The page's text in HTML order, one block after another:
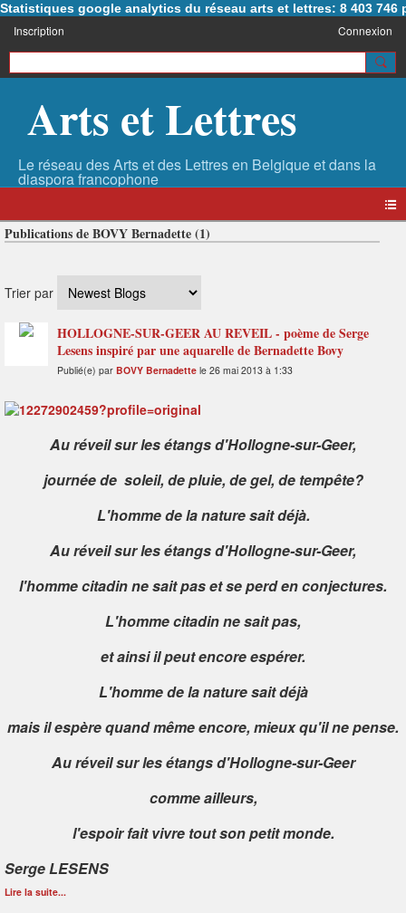
Statistiques google analytics du réseau arts et lettres: 8 403 746
Inscription Connexion
Arts et Lettres
Publications de BOVY Bernadette (1)
Trier par
HOLLOGNE-SUR-GEER AU REVEIL - poème de Serge
Lesens inspiré par une aquarelle de Bernadette Bovy
Publié(e) par BOVY Bernadette le 26 mai 2013 à 1:33
Au réveil sur les étangs d'Hollogne-sur-Geer,
journée de soleil, de pluie, de gel, de tempête?
L'homme de la nature sait déjà.
Au réveil sur les étangs d'Hollogne-sur-Geer,
l'homme citadin ne sait pas et se perd en conjectures.
L'homme citadin ne sait pas,
et ainsi il peut encore espérer.
L'homme de la nature sait déjà
mais il espère quand même encore, mieux qu'il ne pense.
Au réveil sur les étangs d'Hollogne-sur-Geer
comme ailleurs,
l'espoir fait vivre tout son petit monde.
Serge LESENS
Lire la suite...